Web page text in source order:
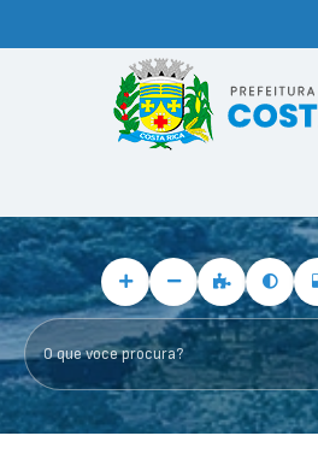
O que voce procura?